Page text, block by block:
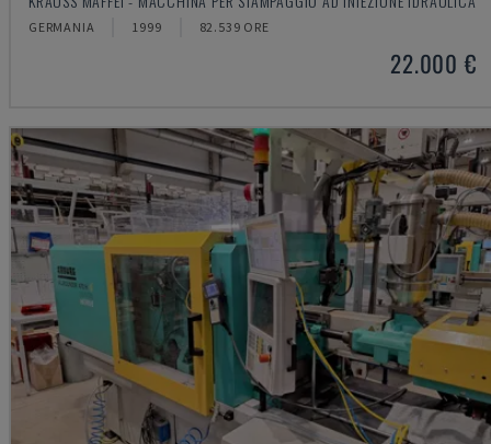
GERMANIA 1999 82.539 ORE
22.000 €